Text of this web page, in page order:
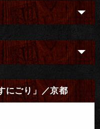
にごり」／京都